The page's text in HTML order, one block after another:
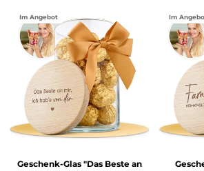
Im Angebot
Geschenk-Glas "Das Beste an
Im